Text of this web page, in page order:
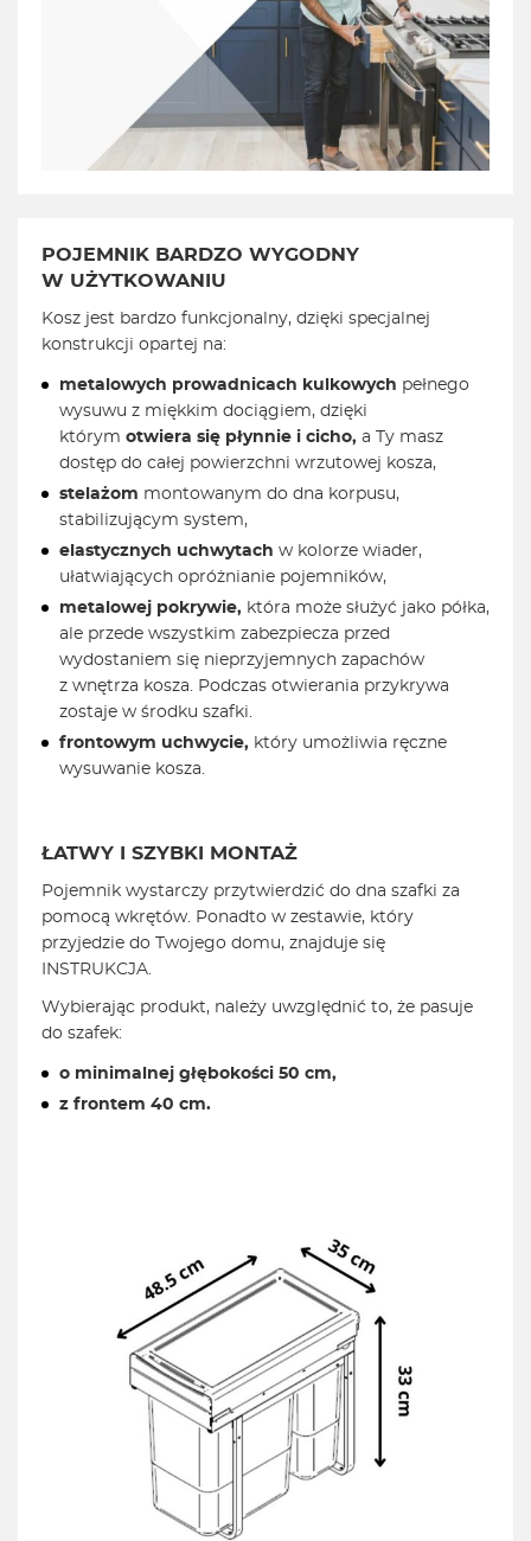
POJEMNIK BARDZO WYGODNY
W UŻYTKOWANIU
Kosz jest bardzo funkcjonalny, dzięki specjalnej
konstrukcji opartej na:
metalowych prowadnicach kulkowych pełnego
wysuwu z miękkim dociągiem, dzięki
którym otwiera się płynnie i cicho, a Ty masz
dostęp do całej powierzchni wrzutowej kosza,
stelażom montowanym do dna korpusu,
stabilizującym system,
elastycznych uchwytach w kolorze wiader,
ułatwiających opróżnianie pojemników,
metalowej pokrywie, która może służyć jako półka,
ale przede wszystkim zabezpiecza przed
wydostaniem się nieprzyjemnych zapachów
z wnętrza kosza. Podczas otwierania przykrywa
zostaje w środku szafki.
frontowym uchwycie, który umożliwia ręczne
wysuwanie kosza.
ŁATWY I SZYBKI MONTAŻ
Pojemnik wystarczy przytwierdzić do dna szafki za
pomocą wkrętów. Ponadto w zestawie, który
przyjedzie do Twojego domu, znajduje się
INSTRUKCJA.
Wybierając produkt, należy uwzględnić to, że pasuje
do szafek:
o minimalnej głębokości 50 cm,
z frontem 40 cm.